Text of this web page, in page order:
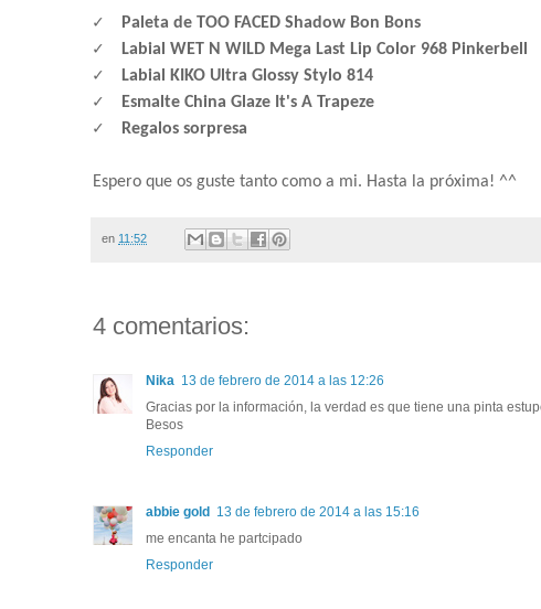
✓ Paleta de TOO FACED Shadow Bon Bons
✓ Labial WET N WILD Mega Last Lip Color 968 Pinkerbell
✓ Labial KIKO Ultra Glossy Stylo 814
✓ Esmalte China Glaze It's A Trapeze
✓ Regalos sorpresa
Espero que os guste tanto como a mi. Hasta la próxima! ^^
en 11:52
4 comentarios:
Nika 13 de febrero de 2014 a las 12:26
Gracias por la información, la verdad es que tiene una pinta
Besos
Responder
abbie gold
13 de febrero de 2014 a las 15:16
me encanta he partcipado
Responder